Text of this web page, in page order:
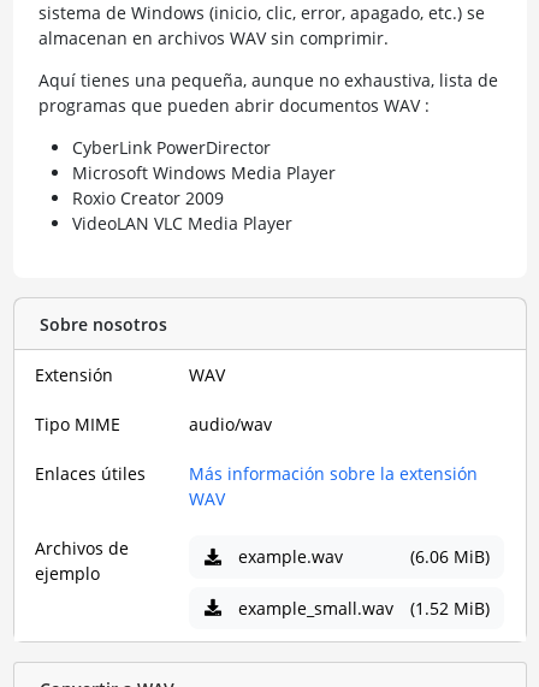
sistema de Windows (inicio, clic, error, apagado, etc.) se
almacenan en archivos WAV sin comprimir.
Aquí tienes una pequeña, aunque no exhaustiva, lista de
programas que pueden abrir documentos WAV :
CyberLink PowerDirector
Microsoft Windows Media Player
Roxio Creator 2009
VideoLAN VLC Media Player
Sobre nosotros
Extensión WAV
Tipo MIME audio/wav
Enlaces útiles
Más información sobre la extensión
WAV
Archivos de
ejemplo
example.wav (6.06 MiB)
example_small.wav (1.52 MiB)